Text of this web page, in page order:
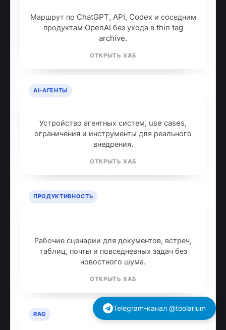
Маршрут по ChatGPT, API, Codex и соседним
продуктам OpenAI без ухода в thin tag
archive.
ОТКРЫТЬ ХАБ
AI-АГЕНТЫ
Устройство агентных систем, use cases,
ограничения и инструменты для реального
внедрения.
ОТКРЫТЬ ХАБ
ПРОДУКТИВНОСТЬ
Рабочие сценарии для документов, встреч,
таблиц, почты и повседневных задач без
новостного шума.
ОТКРЫТЬ ХАБ
RAG
Telegram-канал @toolarium